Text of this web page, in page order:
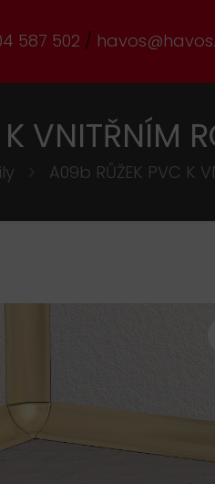
587 502
VNITŘNÍM
A09b RŮŽEK PVC K